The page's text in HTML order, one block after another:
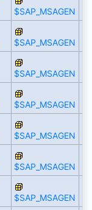
$SAP_MSAGEN
$SAP_MSAGEN
$SAP_MSAGEN
$SAP_MSAGEN
$SAP_MSAGEN
$SAP_MSAGEN
$SAP_MSAGEN